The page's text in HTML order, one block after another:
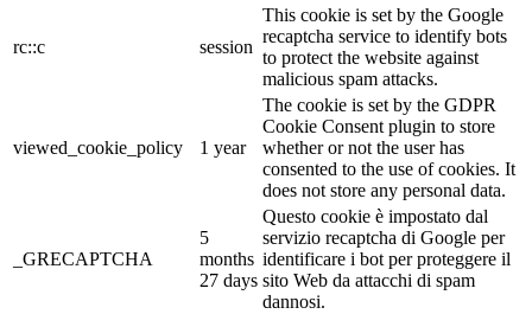
rc::c session
This cookie is set by the Google
recaptcha service to identify bots
to protect the website against
malicious spam attacks.
viewed_cookie_policy 1 year
The cookie is set by the GDPR
Cookie Consent plugin to store
whether or not the user has
consented to the use of cookies. It
does not store any personal data.
_GRECAPTCHA
5
months
27 days
Questo cookie è impostato dal
servizio recaptcha di Google per
identificare i bot per proteggere il
sito Web da attacchi di spam
dannosi.